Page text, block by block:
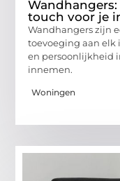
touch voor je
Wandhangers zijn
toevoeging aan elk
en persoonlijkheid
innemen.
Woningen